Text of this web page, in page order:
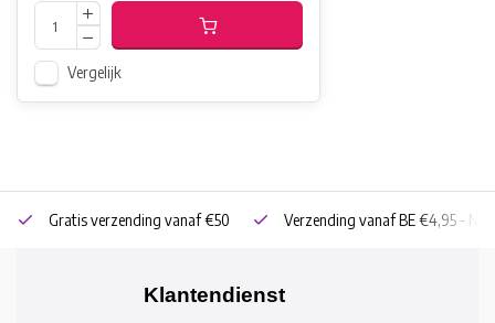
Vergelijk
Gratis verzending vanaf €50 Verzending vanaf BE €4,95 - NL
Klantendienst